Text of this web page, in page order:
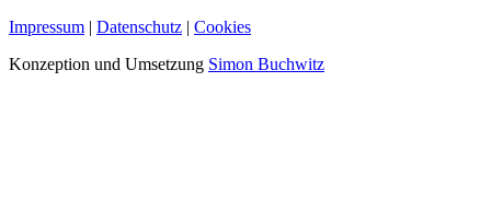
Impressum | Datenschutz | Cookies
Konzeption und Umsetzung Simon Buchwitz